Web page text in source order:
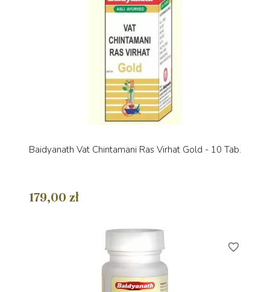
Baidyanath Vat Chintamani Ras Virhat Gold - 10 Tab.
179,00 zł
favorite_border